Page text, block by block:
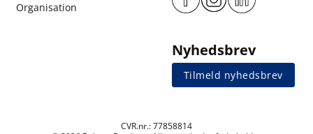
Organisation
Nyhedsbrev
Tilmeld nyhedsbrev
CVR.nr.: 77858814